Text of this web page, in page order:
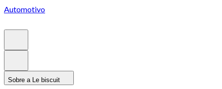
Automotivo
Sobre a Le biscuit